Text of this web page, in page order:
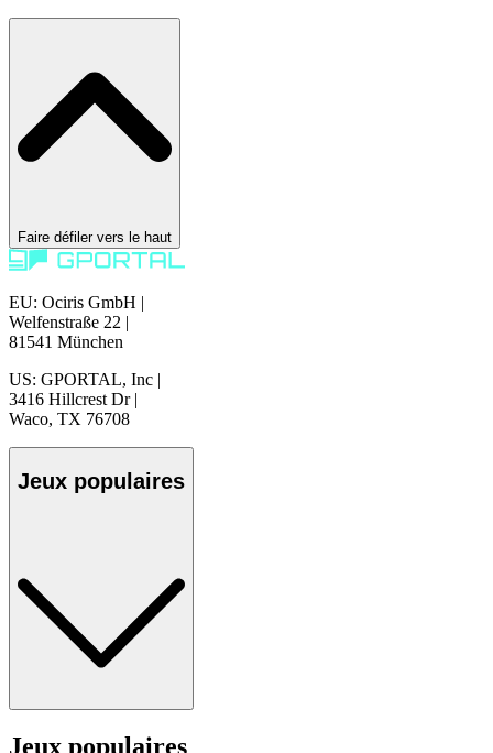
Faire défiler vers le haut
EU: Ociris GmbH
Welfenstraße 22
81541 München
US: GPORTAL, Inc
3416 Hillcrest Dr
Waco, TX 76708
Jeux populaires
Jeux populaires